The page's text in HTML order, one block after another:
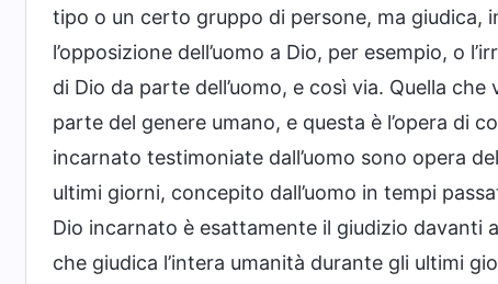
tipo o un certo gruppo di persone, ma giudica,
l’opposizione dell’uomo a Dio, per esempio, o
di Dio da parte dell’uomo, e così via. Quella
parte del genere umano, e questa è l’opera di
incarnato testimoniate dall’uomo sono opera
ultimi giorni, concepito dall’uomo in tempi
Dio incarnato è esattamente il giudizio davanti
che giudica l’intera umanità durante gli ultimi